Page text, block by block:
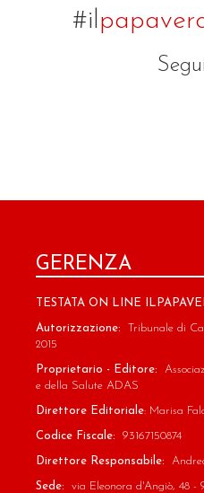
#il
GERENZA
TESTATA ON LINE
Autorizzazione: Tribunale di
2015
Proprietario - Editore:
e della Salute ADAS
Direttore Editoriale: Marisa
Codice Fiscale: 93167150874
Direttore Responsabile:
Sede: via Eleonora d'Angiò, 48 -